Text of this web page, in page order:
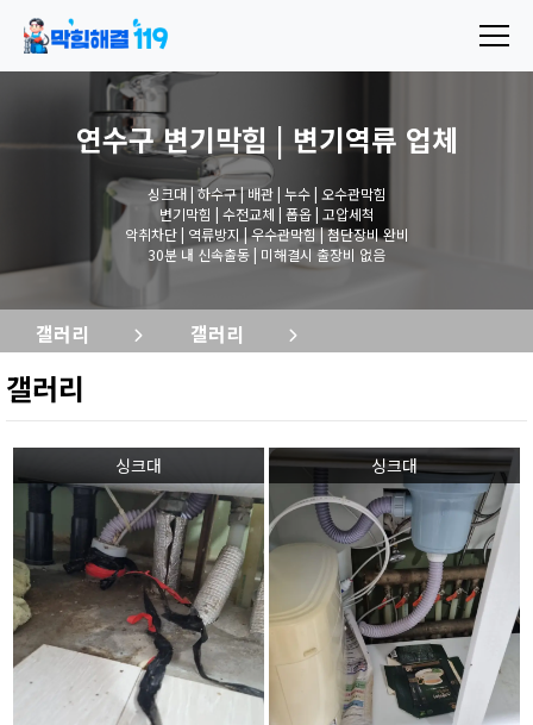
연수구 변기막힘 | 변기역류 업체
싱크대 | 하수구 | 배관 | 누수 | 오수관막힘
변기막힘 | 수전교체 | 폽옵 | 고압세척
악취차단 | 역류방지 | 우수관막힘 | 첨단장비 완비
30분 내 신속출동 | 미해결시 출장비 없음
갤러리 갤러리
갤러리
싱크대 싱크대